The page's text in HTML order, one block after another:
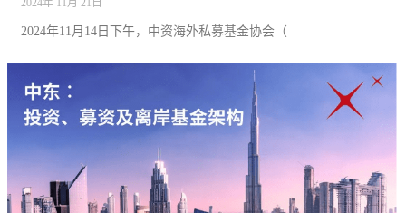
2024年 11月 21日
2024年11月14日下午，中资海外私募基金协会（